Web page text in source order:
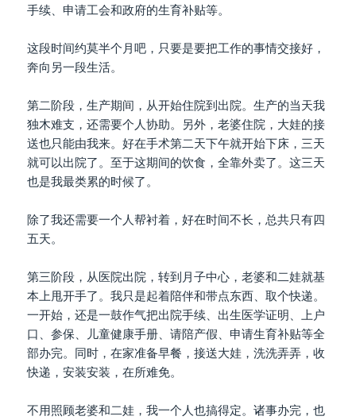
手续、申请工会和政府的生育补贴等。
这段时间约莫半个月吧，只要是要把工作的事情交接好，
奔向另一段生活。
第二阶段，生产期间，从开始住院到出院。生产的当天我
独木难支，还需要个人协助。另外，老婆住院，大娃的接
送也只能由我来。好在手术第二天下午就开始下床，三天
就可以出院了。至于这期间的饮食，全靠外卖了。这三天
也是我最类累的时候了。
除了我还需要一个人帮衬着，好在时间不长，总共只有四
五天。
第三阶段，从医院出院，转到月子中心，老婆和二娃就基
本上甩开手了。我只是起着陪伴和带点东西、取个快递。
一开始，还是一鼓作气把出院手续、出生医学证明、上户
口、参保、儿童健康手册、请陪产假、申请生育补贴等全
部办完。同时，在家准备早餐，接送大娃，洗洗弄弄，收
快递，安装安装，在所难免。
不用照顾老婆和二娃，我一个人也搞得定。诸事办完，也